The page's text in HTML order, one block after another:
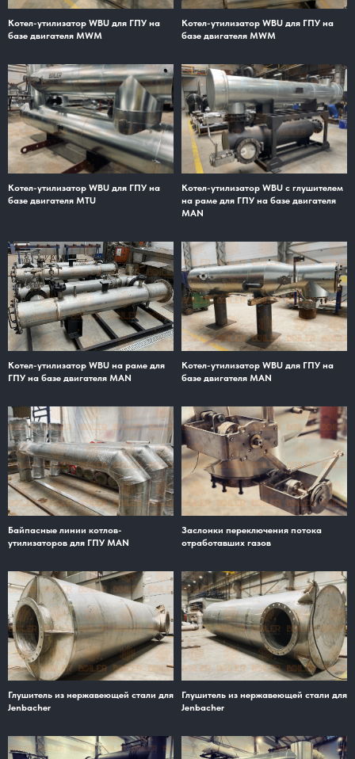
Котел-утилизатор WBU для ГПУ на
базе двигателя MWM
Котел-утилизатор WBU для ГПУ на
базе двигателя MWM
Котел-утилизатор WBU для ГПУ на
базе двигателя MTU
Котел-утилизатор WBU с глушителем
на раме для ГПУ на базе двигателя
MAN
Котел-утилизатор WBU на раме для
ГПУ на базе двигателя MAN
Котел-утилизатор WBU для ГПУ на
базе двигателя MAN
Байпасные линии котлов-
утилизаторов для ГПУ MAN
Заслонки переключения потока
отработавших газов
Глушитель из нержавеющей стали для
Jenbacher
Глушитель из нержавеющей стали для
Jenbacher